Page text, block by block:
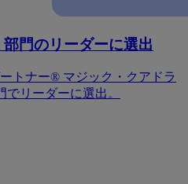
門のリーダーに選出
ートナー® マジック・クアドラ
リーダーに選出。